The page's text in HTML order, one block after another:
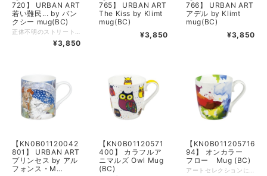
720】 URBAN ART
若い難民... by バン
クシー mug(BC)
¥3,850
765】 URBAN ART
The Kiss by Klimt
mug(BC)
¥3,850
766】 URBAN ART
アデル by Klimt
mug(BC)
¥3,850
【KN0B01120042
801】 URBAN ART
プリンセス by アル
フォンス・M
【KN0B01120571
400】 カラフルア
ニマルズ Owl Mug
(BC)
【KN0B011205716
94】 オンカラー
フロー Mug (BC)